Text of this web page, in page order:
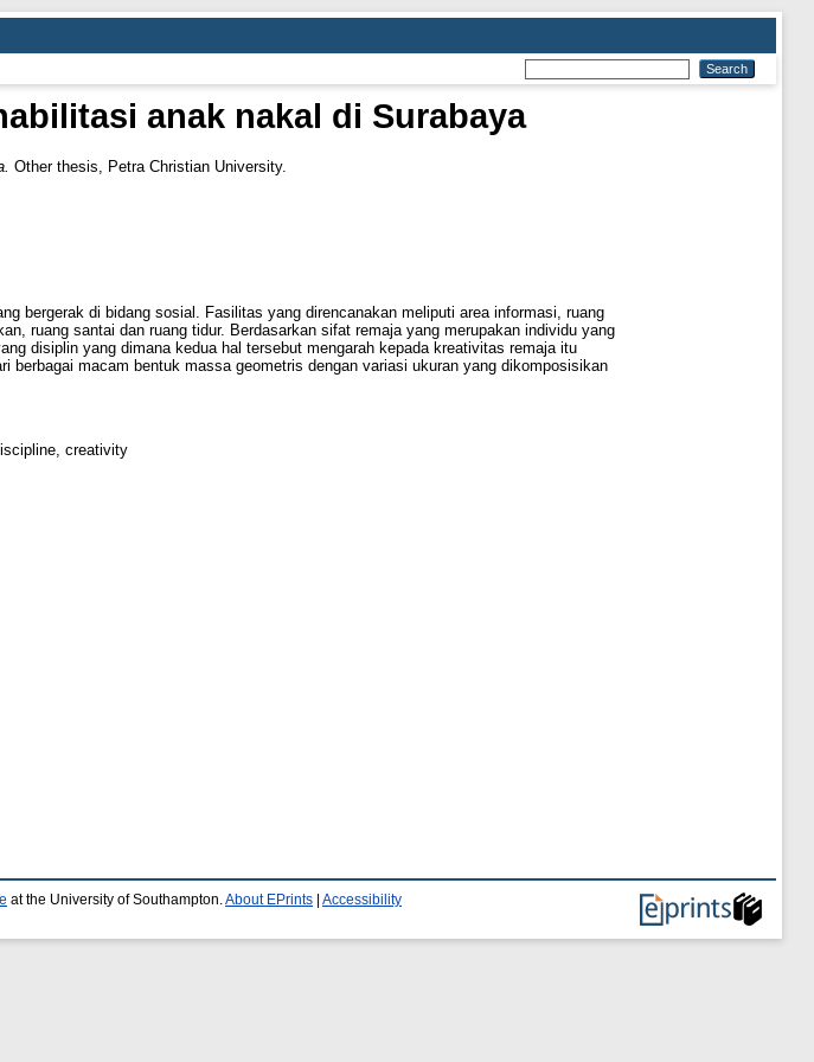
anak nakal di Surabaya
Other thesis, Petra Christian University.
bergerak di bidang sosial. Fasilitas yang direncanakan meliputi area informasi, ruang
ruang santai dan ruang tidur. Berdasarkan sifat remaja yang merupakan individu yang
disiplin yang dimana kedua hal tersebut mengarah kepada kreativitas remaja itu
berbagai macam bentuk massa geometris dengan variasi ukuran yang dikomposisikan
creativity
at the University of Southampton. About EPrints Accessibility